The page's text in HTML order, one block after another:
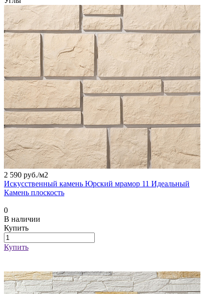
2 590 руб./м2
Искусственный камень Юрский мрамор 11 Идеальный
Камень плоскость
0
В наличии
Купить
Купить